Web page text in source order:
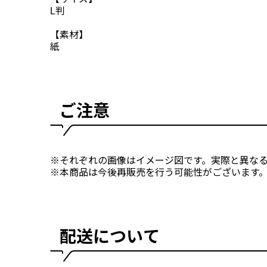
L判
【素材】
紙
ご注意
※それぞれの画像はイメージ図です。実際と異なる
※本商品は今後再販売を行う可能性がございます。
配送について